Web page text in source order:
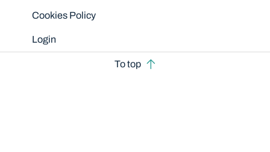
Cookies Policy
Login
To top